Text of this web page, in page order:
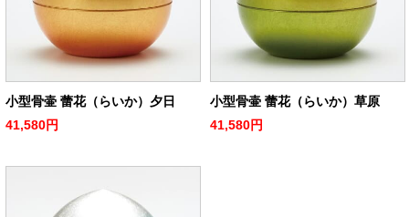
小型骨壷 蕾花（らいか）夕日
41,580円
小型骨壷 蕾花（らいか）草原
41,580円